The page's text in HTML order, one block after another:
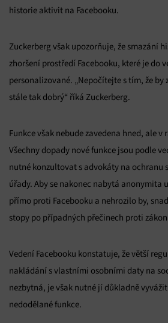
historie aktivit na Facebooku.
Zuckerberg však upozorňuje, že smazání
zhoršení prostředí Facebooku, které je do
personalizované. „Nepočítejte s tím, že by
stále tak dobrý“ říká Zuckerberg.
Funkce však nebude zavedena hned, ale
Všechny dopady nové funkce jsou podle
nutné konzultovat s advokáty na ochranu
úřady. Aby se nakonec nabytá anonymita
přímo proti Facebooku a nehrozilo by,
stopy po případných přečinech proti
Vedení Facebooku konstatuje, že větší
nakládání s vlastními osobními daty na
nezbytná, je však nutné jí důkladně
nedodělané funkce.